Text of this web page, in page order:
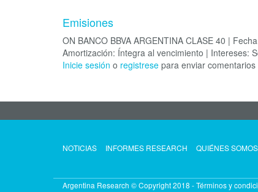
Emisiones
ON BANCO BBVA ARGENTINA CLASE 40 |
Amortización: Íntegra al vencimiento | Intereses:
Inicie sesión o registrese para enviar comentarios
NOTICIAS INFORMES RESEARCH QUIÉNES SOMOS
Argentina Research © Copyright 2018 -Términos y